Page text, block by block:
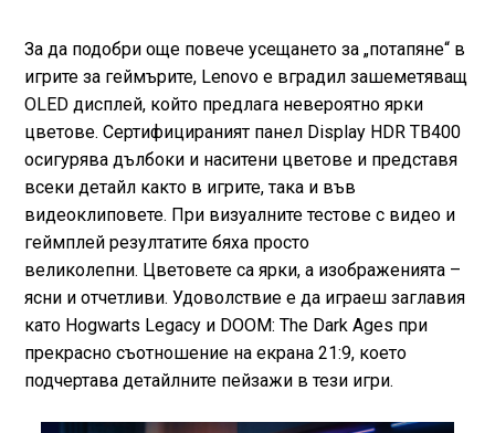
За да подобри още повече усещането за „потапяне“ в
игрите за геймърите, Lenovo е вградил зашеметяващ
OLED дисплей, който предлага невероятно ярки
цветове. Сертифицираният панел Display HDR TB400
осигурява дълбоки и наситени цветове и представя
всеки детайл както в игрите, така и във
видеоклиповете. При визуалните тестове с видео и
геймплей резултатите бяха просто
великолепни. Цветовете са ярки, а изображенията –
ясни и отчетливи. Удоволствие е да играеш заглавия
като Hogwarts Legacy и DOOM: The Dark Ages при
прекрасно съотношение на екрана 21:9, което
подчертава детайлните пейзажи в тези игри.